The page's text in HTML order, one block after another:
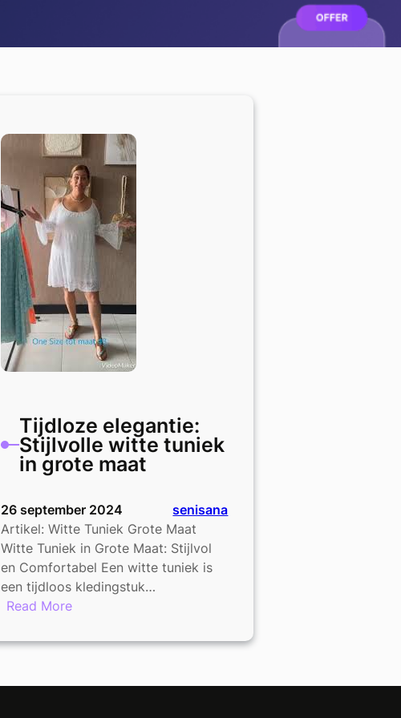
Tijdloze elegantie:
Stijlvolle witte tuniek
in grote maat
26 september 2024
senisana
Artikel: Witte Tuniek Grote Maat
Witte Tuniek in Grote Maat: Stijlvol
en Comfortabel Een witte tuniek is
een tijdloos kledingstuk…
Read More:
elegantie:
witte